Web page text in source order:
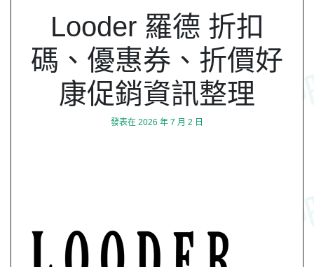
Looder 羅德 折扣
碼、優惠券、折價好
康促銷資訊整理
發表在 2026 年 7 月 2 日